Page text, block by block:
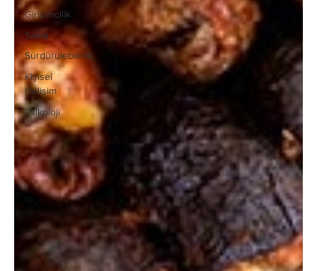
Girişimcilik
Sanat
Sürdürülebilirlik
Kişisel
Gelişim
Psikoloji